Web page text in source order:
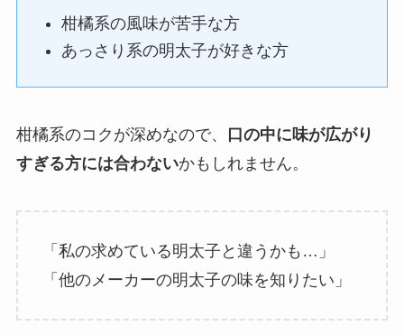
柑橘系の風味が苦手な方
あっさり系の明太子が好きな方
柑橘系のコクが深めなので、
口の中に味が広がり
すぎる方には合わないかもしれません。
「私の求めている明太子と違うかも…」
「他のメーカーの明太子の味を知りたい」